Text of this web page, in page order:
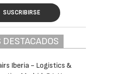
SUSCRIBIRSE
DESTACADOS